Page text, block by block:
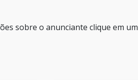
sobre o anunciante clique em um